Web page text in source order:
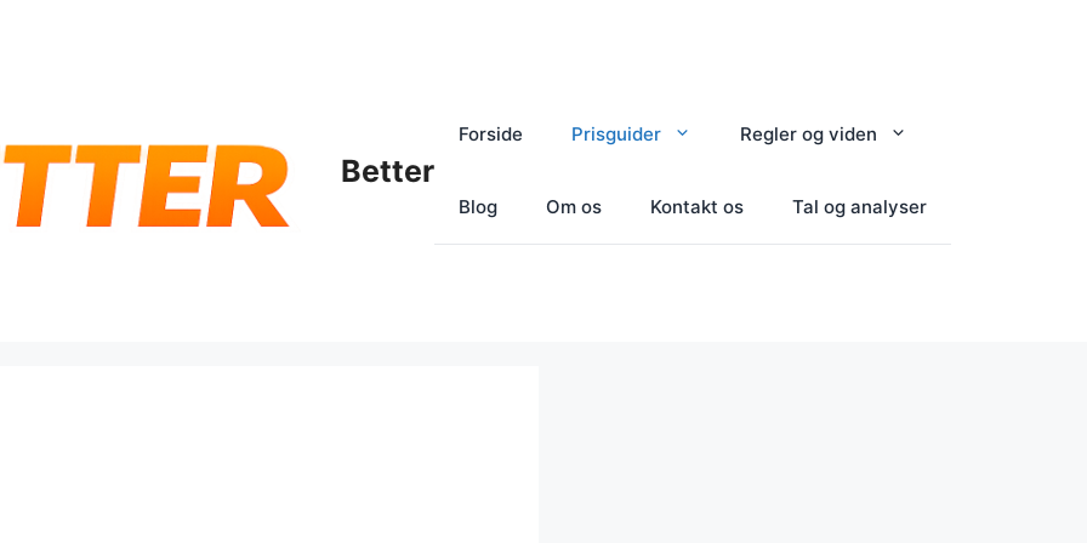
Better
Forside Prisguider Regler og viden
Blog Om os Kontakt os Tal og analyser